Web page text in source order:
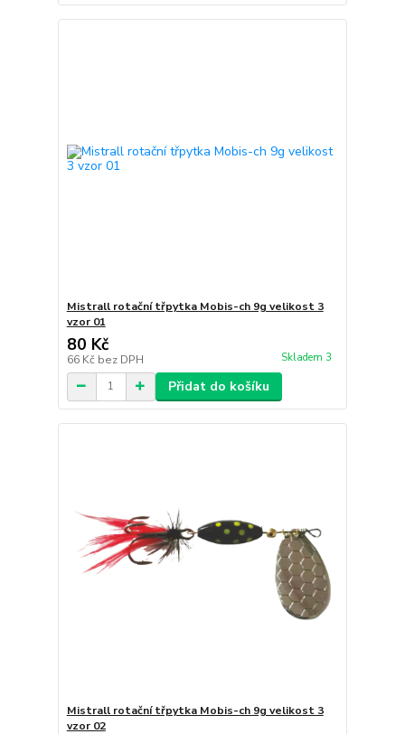
Mistrall rotační třpytka Mobis-ch 9g velikost 3
vzor 01
80 Kč
66 Kč bez DPH Skladem 3
Přidat do košíku
Mistrall rotační třpytka Mobis-ch 9g velikost 3
vzor 02